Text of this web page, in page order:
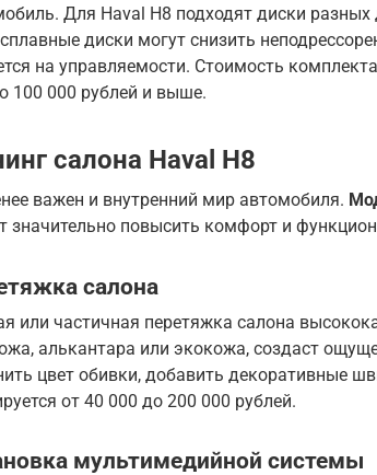
Для Haval H8 подходят диски
диски могут снизить
на управляемости. Стоимость
100 000 рублей и выше.
салона Haval H8
важен и внутренний мир автомобиля.
значительно повысить комфорт и
салона
или частичная перетяжка салона
алькантара или экокожа, создаст
цвет обивки, добавить декоративные
от 40 000 до 200 000 рублей.
мультимедийной системы